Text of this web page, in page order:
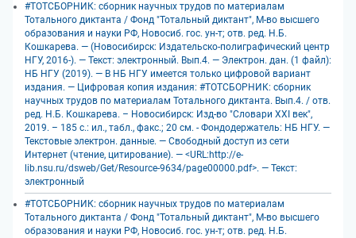
#ТОТСБОРНИК: сборник научных трудов по материалам
Тотального диктанта / Фонд "Тотальный диктант", М-во высшего
образования и науки РФ, Новосиб. гос. ун-т; отв. ред. Н.Б.
Кошкарева. — (Новосибирск: Издательско-полиграфический центр
НГУ, 2016-). — Текст: электронный. Вып.4. — Электрон. дан. (1 файл):
НБ НГУ (2019). — В НБ НГУ имеется только цифровой вариант
издания. — Цифровая копия издания: #ТОТСБОРНИК: сборник
научных трудов по материалам Тотального диктанта. Вып.4. / отв.
ред. Н.Б. Кошкарева. – Новосибирск: Изд-во "Словари XXI век",
2019. – 185 с.: ил., табл., факс.; 20 см. - Фондодержатель: НБ НГУ. —
Текстовые электрон. данные. — Свободный доступ из сети
Интернет (чтение, цитирование). — <URL:http://e-
lib.nsu.ru/dsweb/Get/Resource-9634/page00000.pdf>. — Текст:
электронный
#ТОТСБОРНИК: сборник научных трудов по материалам
Тотального диктанта / Фонд "Тотальный диктант", М-во высшего
образования и науки РФ, Новосиб. гос. ун-т; отв. ред. Н.Б.